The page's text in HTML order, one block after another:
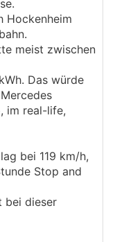
Hockenheim
meist zwischen
Das würde
im real-life,
bei 119 km/h,
Stop and
bei dieser